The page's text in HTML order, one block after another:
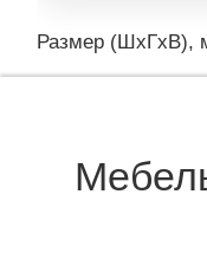
Размер (ШxГxВ),